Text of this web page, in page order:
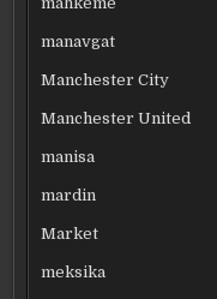
manavgat
Manchester City
Manchester United
manisa
mardin
Market
meksika